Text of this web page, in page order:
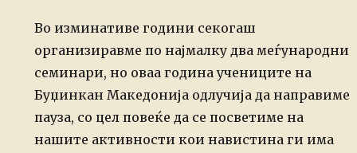
Во изминативе години секогаш
организиравме по најмалку два меѓународни
семинари, но оваа година учениците на
Буџинкан Македонија одлучија да направиме
пауза, со цел повеќе да се посветиме на
нашите активности кои навистина ги има